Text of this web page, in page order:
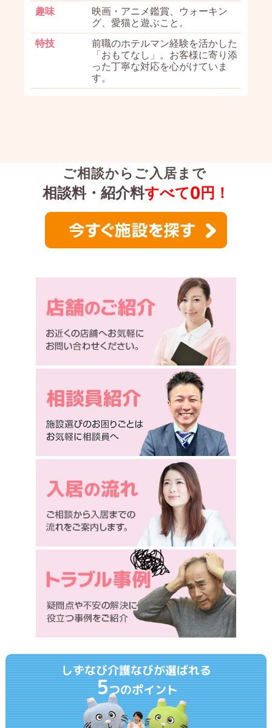
趣味
映画・アニメ鑑賞、ウォーキン
グ、愛猫と遊ぶこと。
特技
前職のホテルマン経験を活かした
「おもてなし」。お客様に寄り添
った丁寧な対応を心がけていま
す。
ご相談からご入居まで
相談料・紹介料すべて0 円！
しずなび介護なびが選ばれる
5つのポイント